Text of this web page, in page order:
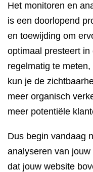
Het monitoren en
is een doorlopend
en toewijding om
optimaal presteert
regelmatig te
kun je de
meer organisch
meer potentiële
Dus begin vandaag
analyseren van
dat jouw website